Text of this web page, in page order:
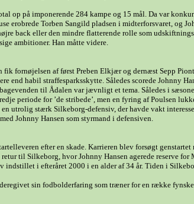
op på imponerende 284 kampe og 15 mål. Da var
erobrede Torben Sangild pladsen i midterforsvaret, og
back eller den mindre flatterende rolle som
ambitioner. Han måtte videre.
fornøjelsen af først Preben Elkjær og dernæst Sepp
end habil straffesparksskytte. Således scorede Johnny
til Ådalen var jævnligt et tema. Således i
periode for ’de stribede’, men en fyring af Poulsen
utrolig stærk Silkeborg-defensiv, der havde vakt
Johnny Hansen som styrmand i defensiven.
efter en skade. Karrieren blev forsøgt
til Silkeborg, hvor Johnny Hansen agerede reserve
indstillet i efteråret 2000 i en alder af 34 år. Tiden i
sin fodbolderfaring som træner for en række